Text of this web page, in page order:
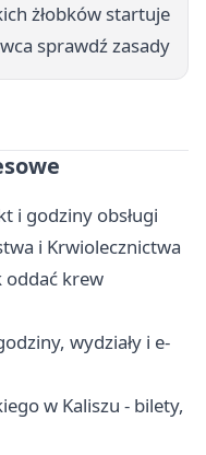
żłobków startuje
sprawdź zasady
i godziny obsługi
i Krwiolecznictwa
oddać krew
wydziały i e-
w Kaliszu - bilety,